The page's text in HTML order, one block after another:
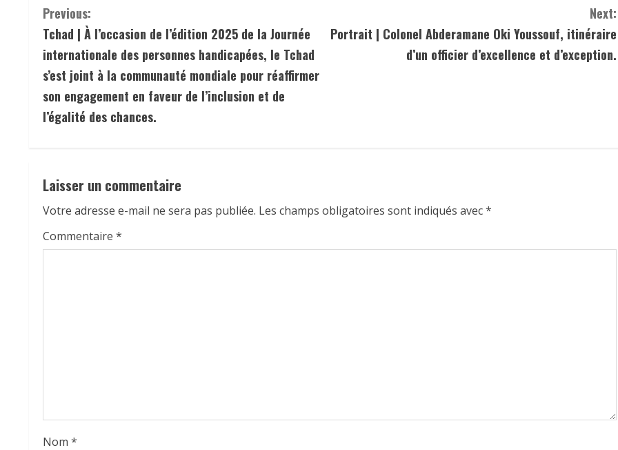
C
o
n
t
i
u
e
R
g
Previous:
Tchad | À l’occasion de l’édition 2025 de la Journée
internationale des personnes handicapées, le Tchad
s’est joint à la communauté mondiale pour réaffirmer
son engagement en faveur de l’inclusion et de
l’égalité des chances.
Next:
Portrait | Colonel Abderamane Oki Youssouf, itinéraire
d’un officier d’excellence et d’exception.
Laisser un commentaire
Votre adresse e-mail ne sera pas publiée. Les champs obligatoires sont indiqués avec*
Commentaire *
Nom *